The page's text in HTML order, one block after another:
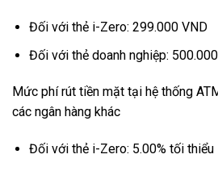
Đối với thẻ i-Zero: 299.000 VND
Đối với thẻ doanh nghiệp:
Mức phí rút tiền mặt tại hệ thống
các ngân hàng khác
Đối với thẻ i-Zero: 5.00% tối thiểu